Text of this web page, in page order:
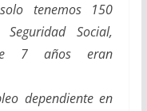
tenemos 150
Social,
7 años eran
dependiente en